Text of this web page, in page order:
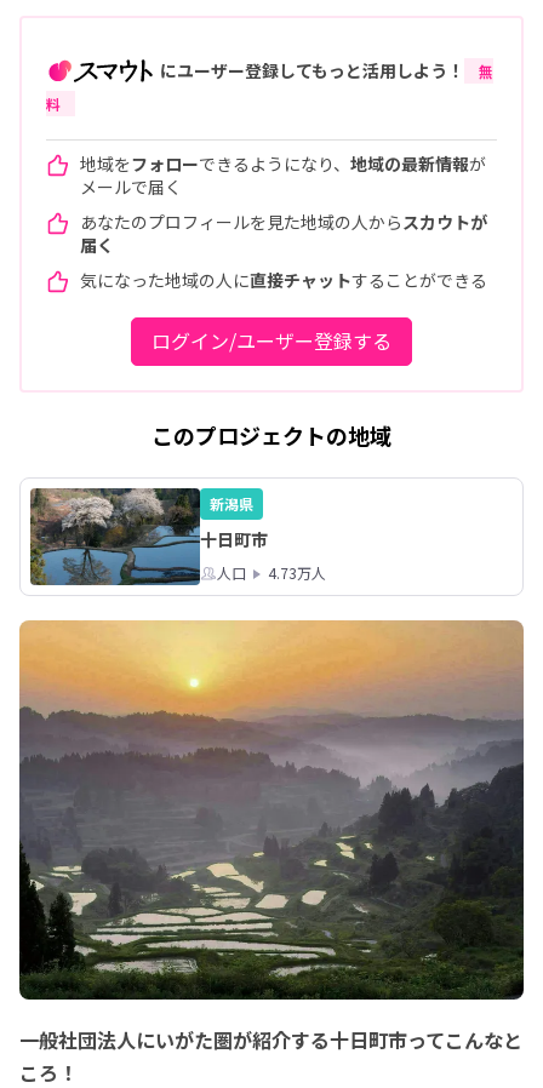
にユーザー登録してもっと活用しよう！
無
料
地域をフォローできるようになり、 地域の最新情報が
メールで届く
あなたのプロフィールを見た地域の人から スカウトが
届く
気になった地域の人に直接チャットすることができる
ログイン/ユーザー登録する
このプロジェクトの地域
新潟県
十日町市
人口 4.73万人
一般社団法人にいがた圏が紹介する十日町市ってこんなと
ころ！